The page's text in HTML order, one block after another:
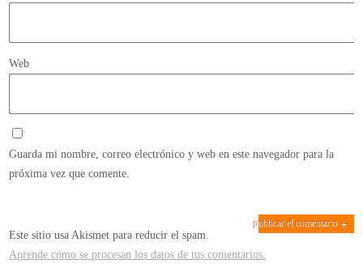
Web
Guarda mi nombre, correo electrónico y web en este navegador para la
próxima vez que comente.
Este sitio usa Akismet para reducir el spam.
Aprende cómo se procesan los datos de tus comentarios.